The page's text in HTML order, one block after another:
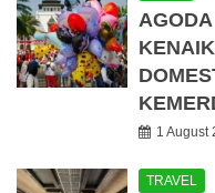
1 August
TRAVEL